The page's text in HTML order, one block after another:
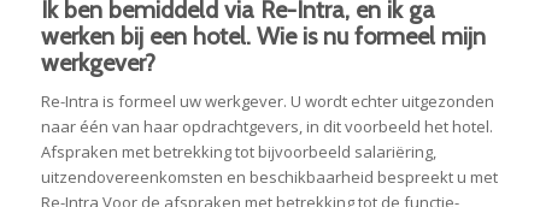
Ik ben bemiddeld via Re-Intra, en ik ga
werken bij een hotel. Wie is nu formeel mijn
werkgever?
Re-Intra is formeel uw werkgever. U wordt echter uitgezonden
naar één van haar opdrachtgevers, in dit voorbeeld het hotel.
Afspraken met betrekking tot bijvoorbeeld salariëring,
uitzendovereenkomsten en beschikbaarheid bespreekt u met
Re-Intra Voor de afspraken met betrekking tot de functie-